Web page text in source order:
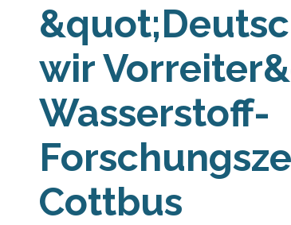
wir
Wasserstoff-
Cottbus